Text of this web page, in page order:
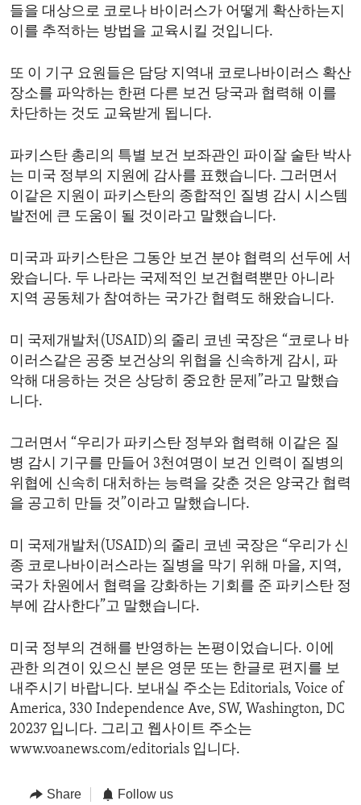
들을 대상으로 코로나 바이러스가 어떻게 확산하는지
이를 추적하는 방법을 교육시킬 것입니다.
또 이 기구 요원들은 담당 지역내 코로나바이러스 확산
장소를 파악하는 한편 다른 보건 당국과 협력해 이를
차단하는 것도 교육받게 됩니다.
파키스탄 총리의 특별 보건 보좌관인 파이잘 술탄 박사
는 미국 정부의 지원에 감사를 표했습니다. 그러면서
이같은 지원이 파키스탄의 종합적인 질병 감시 시스템
발전에 큰 도움이 될 것이라고 말했습니다.
미국과 파키스탄은 그동안 보건 분야 협력의 선두에 서
왔습니다. 두 나라는 국제적인 보건협력뿐만 아니라
지역 공동체가 참여하는 국가간 협력도 해왔습니다.
미 국제개발처(USAID)의 줄리 코넨 국장은 “코로나 바
이러스같은 공중 보건상의 위협을 신속하게 감시, 파
악해 대응하는 것은 상당히 중요한 문제”라고 말했습
니다.
그러면서 “우리가 파키스탄 정부와 협력해 이같은 질
병 감시 기구를 만들어 3천여명이 보건 인력이 질병의
위협에 신속히 대처하는 능력을 갖춘 것은 양국간 협력
을 공고히 만들 것”이라고 말했습니다.
미 국제개발처(USAID)의 줄리 코넨 국장은 “우리가 신
종 코로나바이러스라는 질병을 막기 위해 마을, 지역,
국가 차원에서 협력을 강화하는 기회를 준 파키스탄 정
부에 감사한다”고 말했습니다.
미국 정부의 견해를 반영하는 논평이었습니다. 이에
관한 의견이 있으신 분은 영문 또는 한글로 편지를 보
내주시기 바랍니다. 보내실 주소는 Editorials, Voice of
America, 330 Independence Ave, SW, Washington, DC
20237 입니다. 그리고 웹사이트 주소는
www.voanews.com/editorials 입니다.
Share Follow us